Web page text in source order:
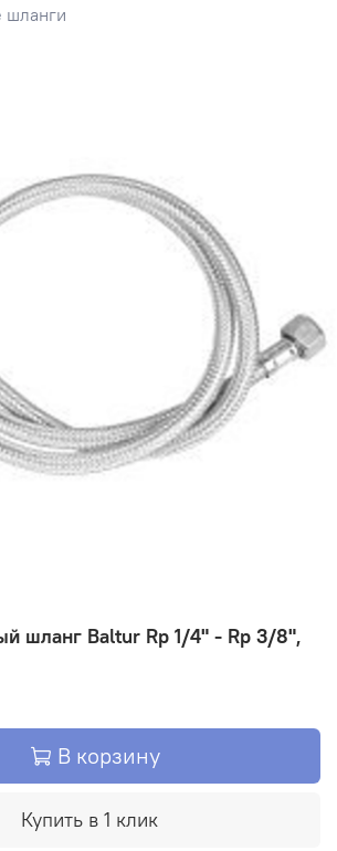
шланги
шланг Baltur Rp 1/4" - Rp 3/8",
В корзину
Купить в 1 клик